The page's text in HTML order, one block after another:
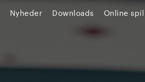
Nyheder Downloads Online spil